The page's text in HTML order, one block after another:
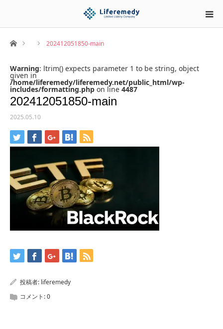
ホーム 202412051850-main
Warning: ltrim() expects parameter 1 to be string, object
given in
/home/liferemedy/liferemedy.net/public_html/wp-
includes/formatting.php on line 4487
202412051850-main
2025.05.10
投稿者: liferemedy
コメント:0